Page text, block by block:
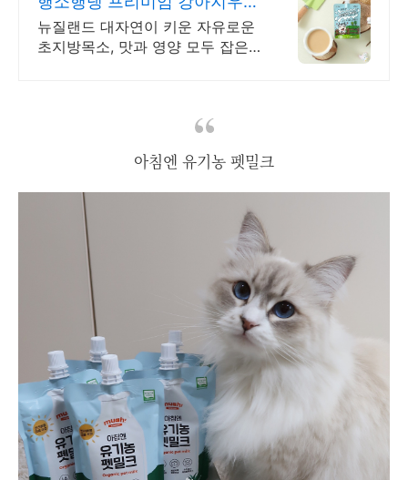
무항생제 청정 뉴질랜드 소
뉴질랜드 대자연이 키운 자유로운
초지방목소, 맛과 영양 모두 잡은
아침엔 유기농 펫밀크